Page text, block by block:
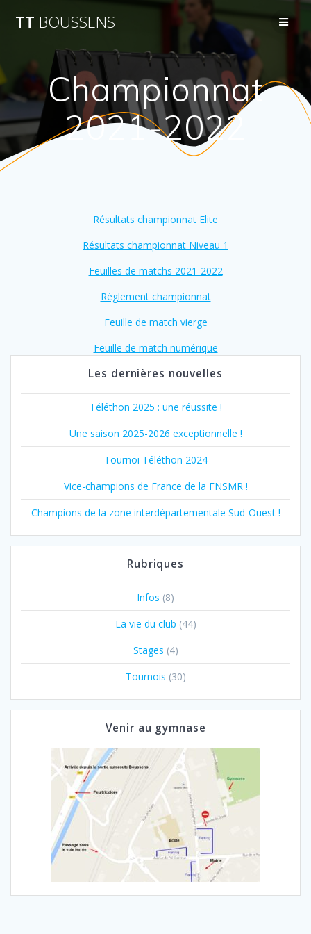
Passer
contenu
TT BOUSSENS
Championnat
2021-2022
Résultats championnat Elite
Résultats championnat Niveau 1
Feuilles de matchs 2021-2022
Règlement championnat
Feuille de match vierge
Feuille de match numérique
Les dernières nouvelles
Téléthon 2025 : une réussite !
Une saison 2025-2026 exceptionnelle !
Tournoi Téléthon 2024
Vice-champions de France de la FNSMR !
Champions de la zone interdépartementale Sud-Ouest !
Rubriques
Infos (8)
La vie du club (44)
Stages (4)
Tournois (30)
Venir au gymnase